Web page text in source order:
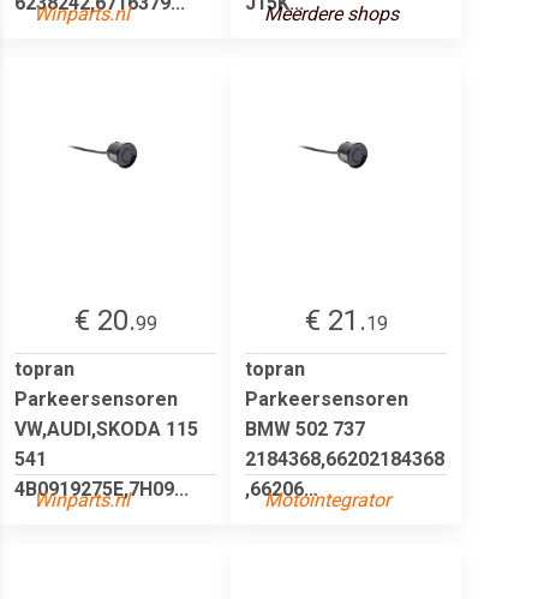
Winparts.nl Meerdere shops
€ 20.99
topran
Parkeersensoren
VW,AUDI,SKODA 115
541
4B0919275E,7H09...
Winparts.nl
€ 21.19
topran
Parkeersensoren
BMW 502 737
2184368,66202184368
,66206...
Motointegrator